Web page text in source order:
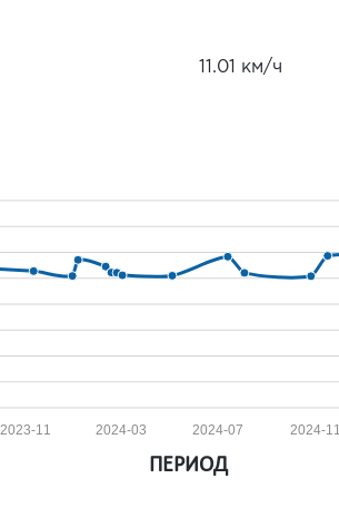
11.01 км/ч
2024-11
2024-07
2024-03
2023-11
ПЕРИОД